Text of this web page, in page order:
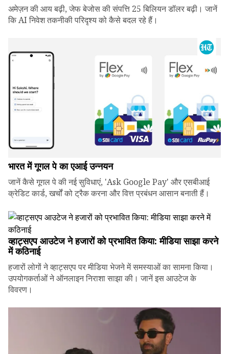
अमेज़न की आय बढ़ी, जेफ बेजोस की संपत्ति 25 बिलियन डॉलर बढ़ी। जानें
कि AI निवेश तकनीकी परिदृश्य को कैसे बदल रहे हैं।
भारत में गूगल पे का एआई उन्नयन
जानें कैसे गूगल पे की नई सुविधाएं, 'Ask Google Pay' और एसबीआई
क्रेडिट कार्ड, खर्चों को ट्रैक करना और वित्त प्रबंधन आसान बनाती हैं।
व्हाट्सएप आउटेज ने हजारों को प्रभावित किया: मीडिया साझा करने
में कठिनाई
हजारों लोगों ने व्हाट्सएप पर मीडिया भेजने में समस्याओं का सामना किया।
उपयोगकर्ताओं ने ऑनलाइन निराशा साझा की। जानें इस आउटेज के
विवरण।